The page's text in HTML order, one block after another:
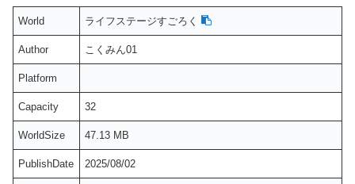
World ライフステージすごろく
Author こくみん01
Platform
Capacity 32
WorldSize 47.13 MB
PublishDate 2025/08/02